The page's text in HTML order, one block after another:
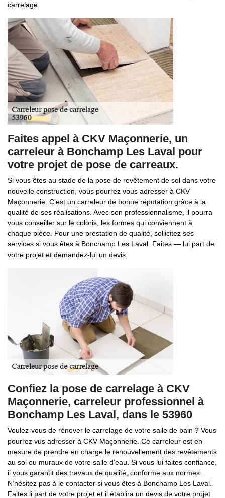
carrelage.
Faites appel à CKV Maçonnerie, un
carreleur à Bonchamp Les Laval pour
votre projet de pose de carreaux.
Si vous êtes au stade de la pose de revêtement de sol dans votre
nouvelle construction, vous pourrez vous adresser à CKV
Maçonnerie. C’est un carreleur de bonne réputation grâce à la
qualité de ses réalisations. Avec son professionnalisme, il pourra
vous conseiller sur le coloris, les formes qui conviennent à
chaque pièce. Pour une prestation de qualité, sollicitez ses
services si vous êtes à Bonchamp Les Laval. Faites — lui part de
votre projet et demandez-lui un devis.
Confiez la pose de carrelage à CKV
Maçonnerie, carreleur professionnel à
Bonchamp Les Laval, dans le 53960
Voulez-vous de rénover le carrelage de votre salle de bain ? Vous
pourrez vus adresser à CKV Maçonnerie. Ce carreleur est en
mesure de prendre en charge le renouvellement des revêtements
au sol ou muraux de votre salle d’eau. Si vous lui faites confiance,
il vous garantit des travaux de qualité, conforme aux normes.
N’hésitez pas à le contacter si vous êtes à Bonchamp Les Laval.
Faites li part de votre projet et il établira un devis de votre projet